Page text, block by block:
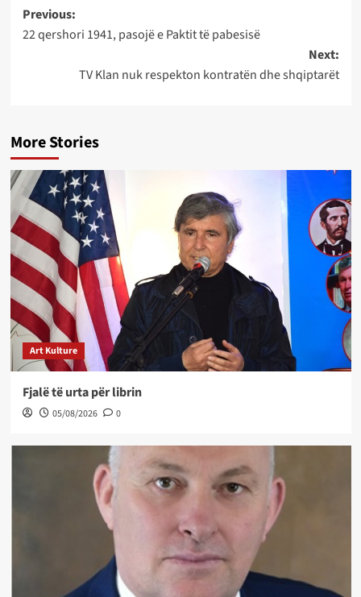
Post
navigation
Previous:
22 qershori 1941, pasojë e Paktit të pabesisë
Next:
TV Klan nuk respekton kontratën dhe shqiptarët
More Stories
Art Kulture
Fjalë të urta për librin
05/08/2026 0